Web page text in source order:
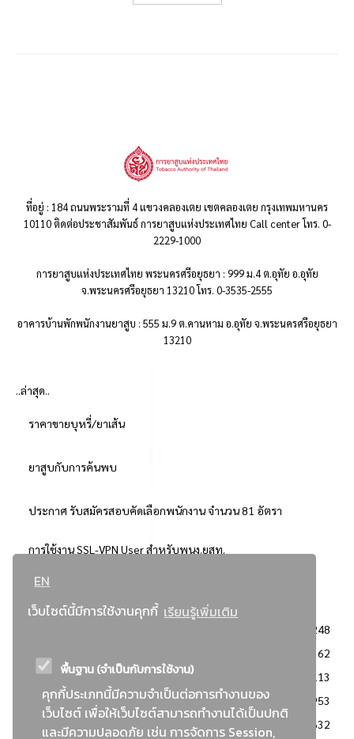
EN
เว็บไซต์นี้มีการใช้งานคุกกี้ เรียนรู้เพิ่มเติม
พื้นฐาน (จำเป็นกับการใช้งาน)
คุกกี้ประเภทนี้มีความจำเป็นต่อการทำงานของ
เว็บไซต์ เพื่อให้เว็บไซต์สามารถทำงานได้เป็นปกติ
และมีความปลอดภัย เช่น การจัดการ Session,
ที่อยู่ : 184 ถนนพระรามที่ 4 แขวงคลองเตย เขตคลองเตย กรุงเทพมหานคร
10110 ติดต่อประชาสัมพันธ์ การยาสูบแห่งประเทศไทย Call center โทร. 0-
2229-1000
การยาสูบแห่งประเทศไทย พระนครศรีอยุธยา : 999 ม.4 ต.อุทัย อ.อุทัย
จ.พระนครศรีอยุธยา 13210 โทร. 0-3535-2555
อาคารบ้านพักพนักงานยาสูบ : 555 ม.9 ต.คานหาม อ.อุทัย จ.พระนครศรีอยุธยา
13210
..ล่าสุด..
ราคาขายบุหรี่/ยาเส้น
ยาสูบกับการค้นพบ
ประกาศ รับสมัครสอบคัดเลือกพนักงาน จำนวน 81 อัตรา
การใช้งาน SSL-VPN User สำหรับพนง.ยสท.
..ยอดนิยม..
3248
2362
: วิธีเฉพาะเจาะจง
2113
ข่าวสาร/ประกาศ
1953
: เอกสารส่งเสริมความโปร่งใสในการจัดซื้อจัดจ้าง
1632